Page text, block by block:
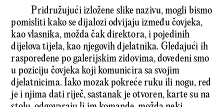
Pridružujući izložene slike nazivu, mogli bismo
pomisliti kako se dijalozi odvijaju između čovjeka,
kao vlasnika, možda čak direktora, i pojedinih
dijelova tijela, kao njegovih djelatnika. Gledajući ih
raspoređene po galerijskim zidovima, dovedeni smo
u poziciju čovjeka koji komunicira sa svojim
djelatnicima. Iako mozak pokreće ruku ili nogu, red
je i njima dati riječ, sastanak je otvoren, karte su na